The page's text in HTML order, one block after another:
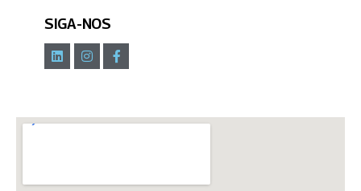
SIGA-NOS